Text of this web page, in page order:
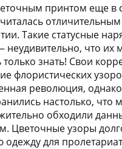
принтом еще в
Такие статусные
что их
только знать! Свои
флористических
революция, однако
настолько, что
обходили
Цветочные узоры
одежду для